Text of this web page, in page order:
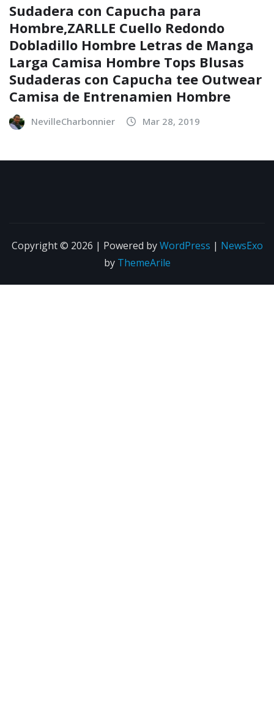
Sudadera con Capucha para
Hombre,ZARLLE Cuello Redondo
Dobladillo Hombre Letras de Manga
Larga Camisa Hombre Tops Blusas
Sudaderas con Capucha tee Outwear
Camisa de Entrenamien Hombre
NevilleCharbonnier Mar 28, 2019
Copyright © 2026 | Powered byWordPress | NewsExo
by ThemeArile